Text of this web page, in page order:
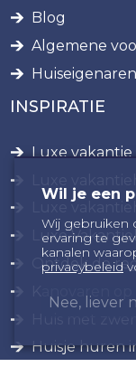
Blog
Algemene
Huiseigenaren
INSPIRATIE
Luxe
Luxe
Ontdek de
Huis met
Huisje huren
Wil je een
Wij gebruiken
ervaring te
kanalen
privacybeleid
Nee, liever